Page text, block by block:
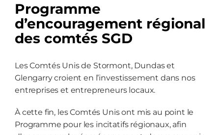
Programme
d’encouragement régional
des comtés SGD
Les Comtés Unis de Stormont, Dundas et
Glengarry croient en l’investissement dans nos
entreprises et entrepreneurs locaux.
À cette fin, les Comtés Unis ont mis au point le
Programme pour les incitatifs régionaux, afin